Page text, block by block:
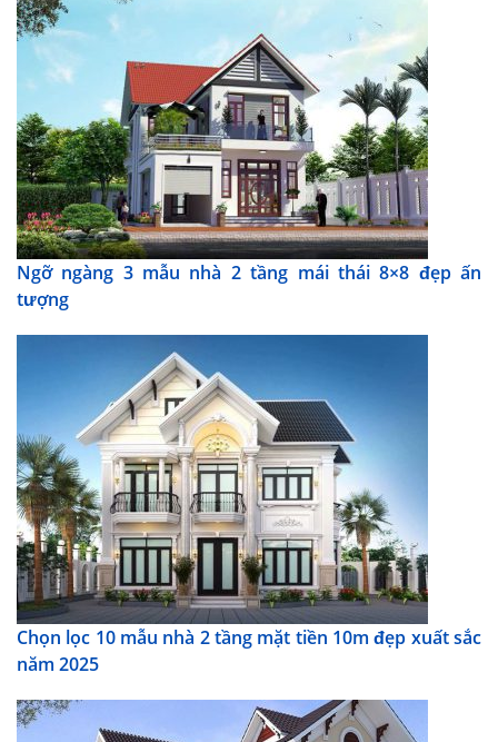
Ngỡ ngàng 3 mẫu nhà 2 tầng mái thái 8×8 đẹp ấn
tượng
Chọn lọc 10 mẫu nhà 2 tầng mặt tiền 10m đẹp xuất sắc
năm 2025